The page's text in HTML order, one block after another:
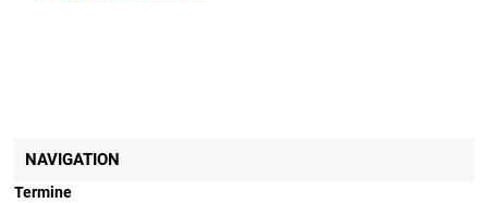
NAVIGATION
Termine